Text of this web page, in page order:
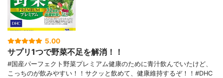
5.00
サプリ1つで野菜不足を解消！！
#国産パーフェクト野菜プレミアム健康のために青汁飲んでいたけど、
こっちのが飲みやすい！！サクッと飲めて、健康維持するぞ！！#DHC